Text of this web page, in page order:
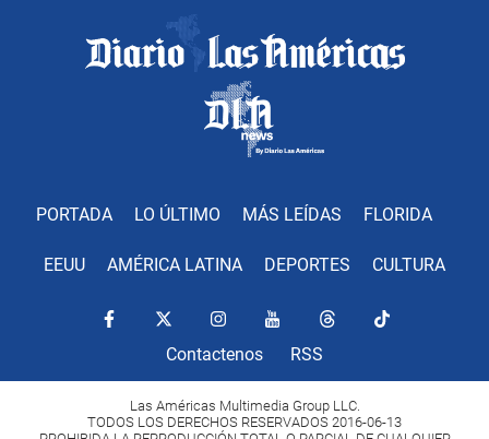
PORTADA LO ÚLTIMO MÁS LEÍDAS FLORIDA
EEUU AMÉRICA LATINA DEPORTES CULTURA
Contactenos RSS
Las Américas Multimedia Group LLC.
TODOS LOS DERECHOS RESERVADOS 2016-06-13